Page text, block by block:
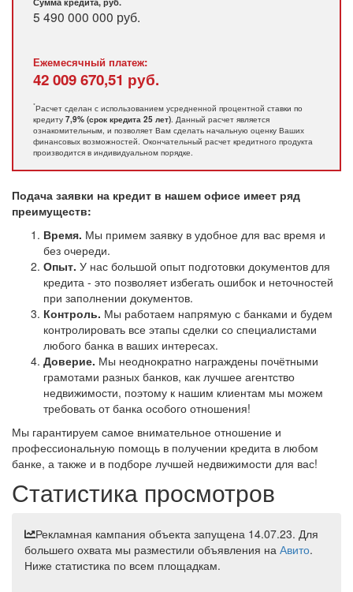
5 490 000 000 руб.
Ежемесячный платеж:
42 009 670,51 руб.
*Расчет сделан с использованием усредненной процентной ставки по
кредиту 7,9% (срок кредита 25 лет). Данный расчет является
ознакомительным, и позволяет Вам сделать начальную оценку Ваших
финансовых возможностей. Окончательный расчет кредитного продукта
производится в индивидуальном порядке.
Подача заявки на кредит в нашем офисе имеет ряд
преимуществ:
Время. Мы примем заявку в удобное для вас время и
без очереди.
Опыт. У нас большой опыт подготовки документов для
кредита - это позволяет избегать ошибок и неточностей
при заполнении документов.
Контроль. Мы работаем напрямую с банками и будем
контролировать все этапы сделки со специалистами
любого банка в ваших интересах.
Доверие. Мы неоднократно награждены почётными
грамотами разных банков, как лучшее агентство
недвижимости, поэтому к нашим клиентам мы можем
требовать от банка особого отношения!
Мы гарантируем самое внимательное отношение и
профессиональную помощь в получении кредита в любом
банке, а также и в подборе лучшей недвижимости для вас!
Статистика просмотров
Рекламная кампания объекта запущена 14.07.23. Для
большего охвата мы разместили объявления на Авито.
Ниже статистика по всем площадкам.